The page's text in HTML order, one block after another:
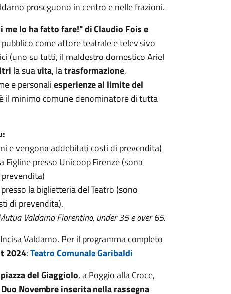
proseguono in centro e nelle frazioni.
me lo ha fatto fare!" di Claudio Fois e
come attore teatrale e televisivo
(uno su tutti, il maldestro domestico Ariel
la suavita, latrasformazione,
e personaliesperienze al limite del
il minimo comune denominatore di tutta
e vengono addebitati costi di prevendita)
Figline presso Unicoop Firenze (sono
la biglietteria del Teatro (sono
di prevendita).
Valdarno Fiorentino, under 35 e over 65.
Valdarno. Per il programma completo
2024:Teatro Comunale Garibaldi
del Giaggiolo, a Poggio alla Croce,
Novembre inserita nella rassegna